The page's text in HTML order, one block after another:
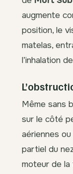
augmente
position, le
matelas,
l’inhalation
Même sans
sur le côté
aériennes
partiel du
moteur de